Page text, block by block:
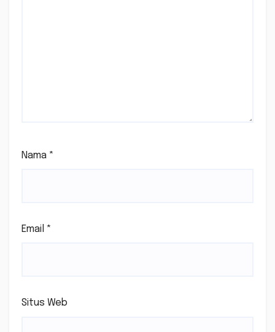
Nama *
Email *
Situs Web